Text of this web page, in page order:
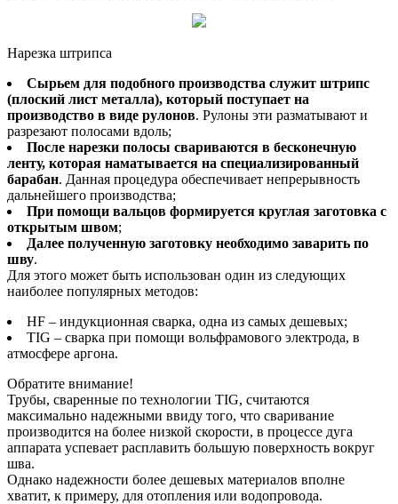
Нарезка штрипса
Сырьем для подобного производства служит штрипс
(плоский лист металла), который поступает на
производство в виде рулонов. Рулоны эти разматывают и
разрезают полосами вдоль;
После нарезки полосы свариваются в бесконечную
ленту, которая наматывается на специализированный
барабан. Данная процедура обеспечивает непрерывность
дальнейшего производства;
При помощи вальцов формируется круглая заготовка с
открытым швом;
Далее полученную заготовку необходимо заварить по
шву.
Для этого может быть использован один из следующих
наиболее популярных методов:
HF – индукционная сварка, одна из самых дешевых;
TIG – сварка при помощи вольфрамового электрода, в
атмосфере аргона.
Обратите внимание!
Трубы, сваренные по технологии TIG, считаются
максимально надежными ввиду того, что сваривание
производится на более низкой скорости, в процессе дуга
аппарата успевает расплавить большую поверхность вокруг
шва.
Однако надежности более дешевых материалов вполне
хватит, к примеру, для отопления или водопровода.